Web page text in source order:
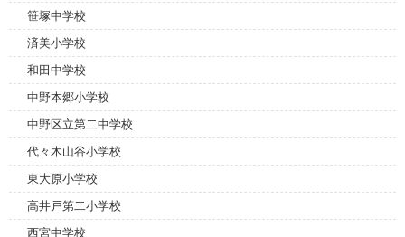
笹塚中学校
済美小学校
和田中学校
中野本郷小学校
中野区立第二中学校
代々木山谷小学校
東大原小学校
高井戸第二小学校
西宮中学校